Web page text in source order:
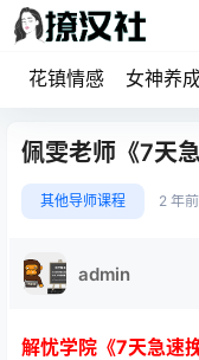
花镇情感 女神养
佩雯老师《7天
其他导师课程 2 年前
admin
解忧学院《7天急速